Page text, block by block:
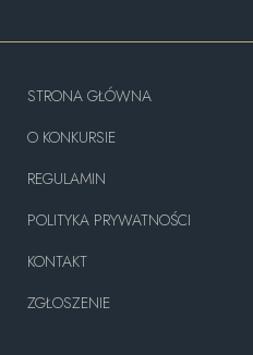
STRONA GŁÓWNA
O KONKURSIE
REGULAMIN
POLITYKA PRYWATNOŚCI
KONTAKT
ZGŁOSZENIE